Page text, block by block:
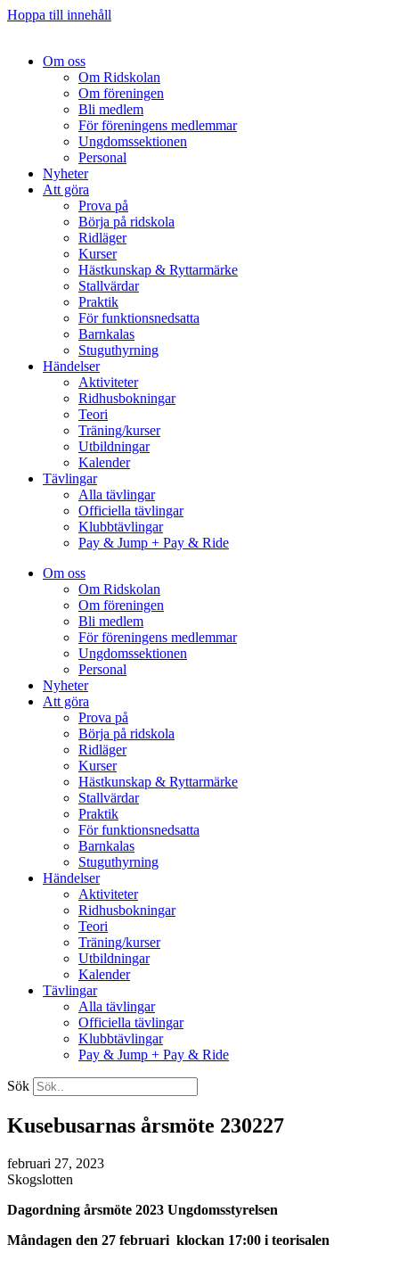
Hoppa till innehåll
Om oss
Om Ridskolan
Om föreningen
Bli medlem
För föreningens medlemmar
Ungdomssektionen
Personal
Nyheter
Att göra
Prova på
Börja på ridskola
Ridläger
Kurser
Hästkunskap & Ryttarmärke
Stallvärdar
Praktik
För funktionsnedsatta
Barnkalas
Stuguthyrning
Händelser
Aktiviteter
Ridhusbokningar
Teori
Träning/kurser
Utbildningar
Kalender
Tävlingar
Alla tävlingar
Officiella tävlingar
Klubbtävlingar
Pay & Jump + Pay & Ride
Om oss
Om Ridskolan
Om föreningen
Bli medlem
För föreningens medlemmar
Ungdomssektionen
Personal
Nyheter
Att göra
Prova på
Börja på ridskola
Ridläger
Kurser
Hästkunskap & Ryttarmärke
Stallvärdar
Praktik
För funktionsnedsatta
Barnkalas
Stuguthyrning
Händelser
Aktiviteter
Ridhusbokningar
Teori
Träning/kurser
Utbildningar
Kalender
Tävlingar
Alla tävlingar
Officiella tävlingar
Klubbtävlingar
Pay & Jump + Pay & Ride
Sök
Kusebusarnas årsmöte 230227
februari 27, 2023
Skogslotten
Dagordning årsmöte 2023 Ungdomsstyrelsen
Måndagen den 27 februari klockan 17:00 i teorisalen